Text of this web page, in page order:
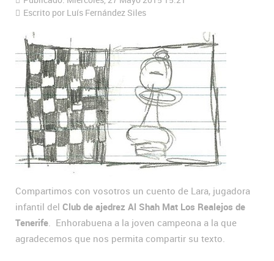
Escrito por Luís Fernández Siles
Compartimos con vosotros un cuento de Lara, jugadora
infantil del Club de ajedrez Al Shah Mat Los Realejos de
Tenerife . Enhorabuena a la joven campeona a la que
agradecemos que nos permita compartir su texto.